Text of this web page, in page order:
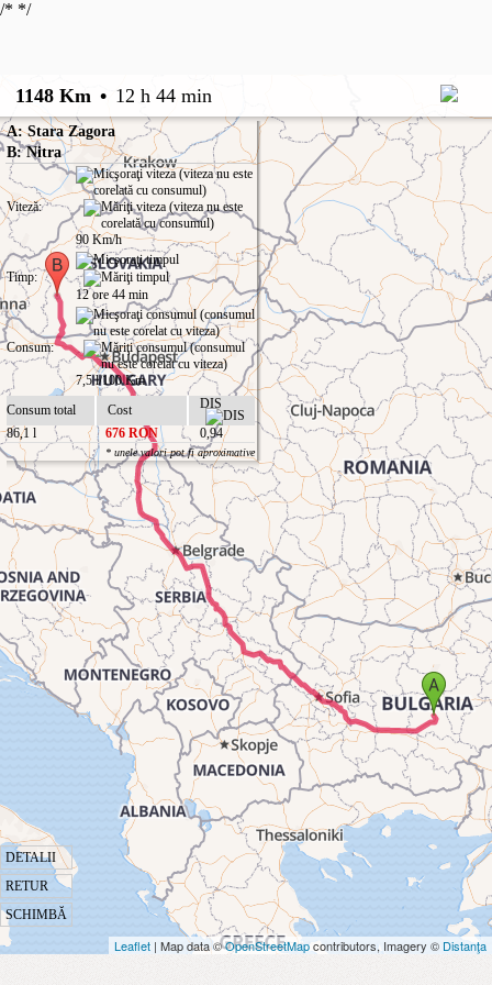
/* */
1148 Km • 12 h 44 min
DETALII
RETUR
SCHIMBĂ
A: Stara Zagora
B: Nitra
Viteză:
90 Km/h
Timp:
12 ore 44 min
Consum:
7,5 l/100 Km
Consum total
Cost
DIS
86,1 l
676 RON 0,94
* unele valori pot fi aproximative